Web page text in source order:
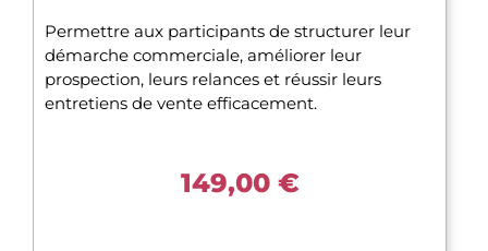
Permettre aux participants de structurer leur
démarche commerciale, améliorer leur
prospection, leurs relances et réussir leurs
entretiens de vente efficacement.
149,00 €